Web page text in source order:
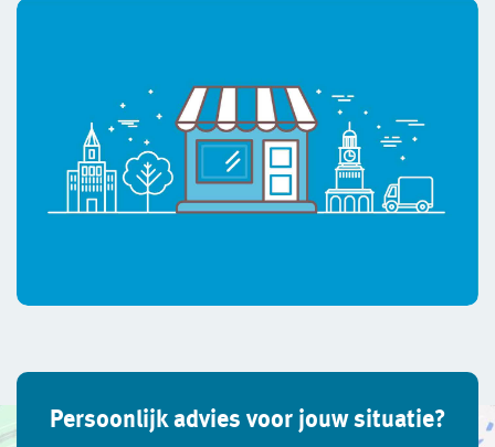
Persoonlijk advies voor jouw situatie?